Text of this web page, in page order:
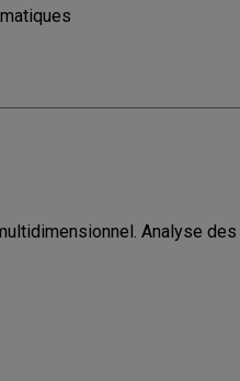
Analyse des